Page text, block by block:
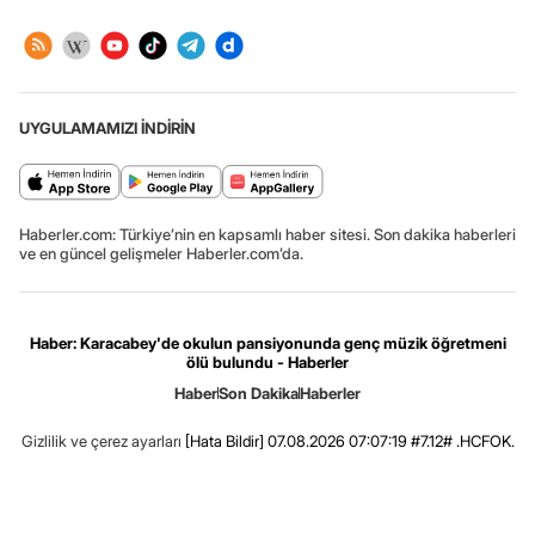
UYGULAMAMIZI İNDİRİN
Haberler.com: Türkiye’nin en kapsamlı haber sitesi. Son dakika haberleri
ve en güncel gelişmeler Haberler.com’da.
Haber: Karacabey'de okulun pansiyonunda genç müzik öğretmeni
ölü bulundu - Haberler
HaberSon DakikaHaberler
Gizlilik ve çerez ayarları [Hata Bildir] 07.08.2026 07:07:19 #7.12# .HCFOK.